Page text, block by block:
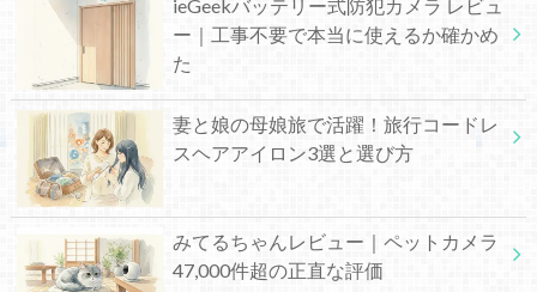
ieGeekバッテリー式防犯カメラ レビュ
ー｜工事不要で本当に使えるか確かめ
た
妻と娘の母娘旅で活躍！旅行コードレ
スヘアアイロン3選と選び方
みてるちゃんレビュー｜ペットカメラ
47,000件超の正直な評価